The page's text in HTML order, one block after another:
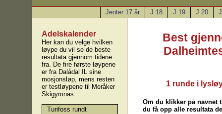
Jenter 17 år J 18 J 19 J 20
Adelskalender
Her kan du velge hvilken
løype du vil se de beste
resultata gjennom tidene
fra. De fire første løypene
er fra Dalådal IL sine
mosjonsløp, mens resten
er testløypene til Meråker
Skigymnas.
Turifoss rundt
Best
1 runde i
Om du klikker på navnet
du få opp alle resultata